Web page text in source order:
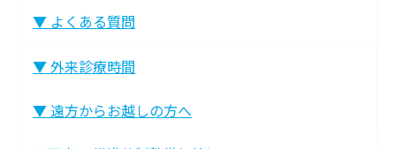
▼ よくある質問
▼ 外来診療時間
▼ 遠方からお越しの方へ